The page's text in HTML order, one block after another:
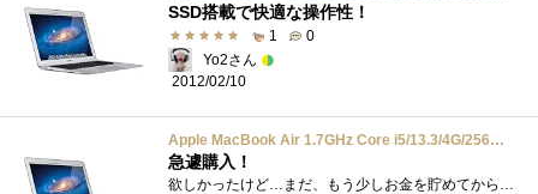
SSD搭載で快適な操作性！
1
0
Yo2さん
2012/02/10
Apple MacBook Air 1.7GHz Core i5/13.3/4G/256G/802.11n/BT/Thunderbolt MC966J/A
急遽購入！